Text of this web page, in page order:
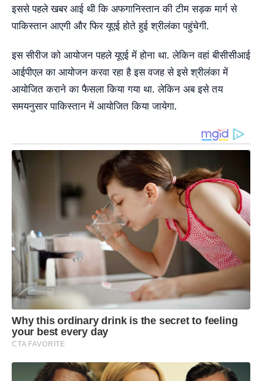
इससे पहले खबर आई थी कि अफगानिस्तान की टीम सड़क मार्ग से
पाकिस्तान आएगी और फिर यूएई होते हुई श्रीलंका पहुंचेगी.
इस सीरीज को आयोजन पहले यूएई में होना था. लेकिन वहां बीसीसीआई
आईपीएल का आयोजन करवा रहा है इस वजह से इसे श्रीलंका में
आयोजित कराने का फैसला किया गया था. लेकिन अब इसे तय
समयनुसार पाकिस्तान में आयोजित किया जायेगा.